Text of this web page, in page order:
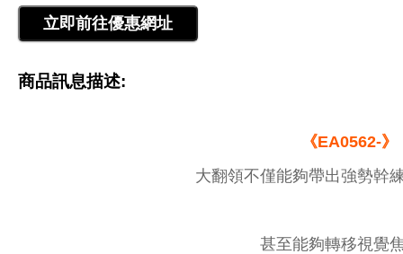
商品訊息描述:
《EA0562-》
大翻領不僅能夠帶出強勢幹
甚至能夠轉移視覺